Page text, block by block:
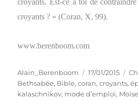
croyants. Est-ce à toi de
croyants ? » (Coran, X, 99).
www.berenboom.com
Auteur
Alain_Berenboom
Publié
le
17/01/2015
Bethsabée, Bible,coran,croyants,
kalaschnikov, mode d’emploi, Moïse